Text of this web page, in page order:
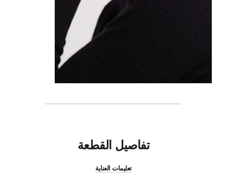
تفاصيل القطعة
تعليمات العناية